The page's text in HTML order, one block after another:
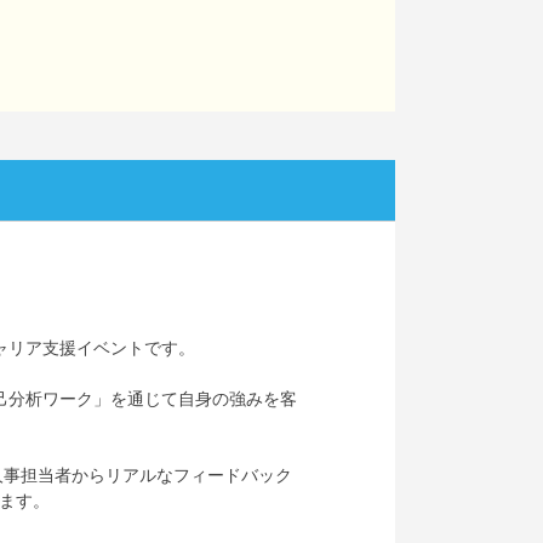
ア支援イベントです。
析ワーク」を通じて自身の強みを客
担当者からリアルなフィードバック
す。